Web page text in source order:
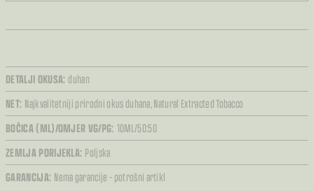
DETALJI OKUSA: duhan
NET: Najkvalitetniji prirodni okus duhana,Natural Extracted Tobacco
BOČICA (ML)/OMJER VG/PG: 10ML/50:50
ZEMLJA PORIJEKLA: Poljska
GARANCIJA: Nema garancije – potrošni artikl